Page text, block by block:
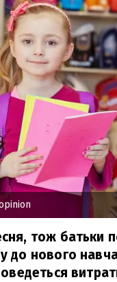
тож батьки
до нового